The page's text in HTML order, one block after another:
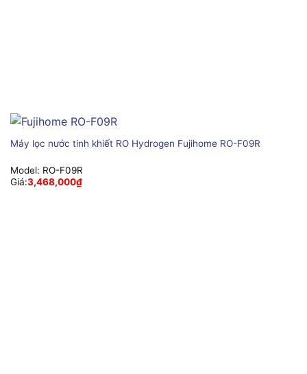
Máy lọc nước tinh khiết RO Hydrogen Fujihome RO-F09R
Model: RO-F09R
Giá:3,468,000₫